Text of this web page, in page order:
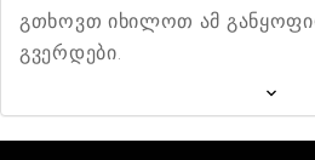
გთხოვთ იხილოთ ამ
გვერდები.